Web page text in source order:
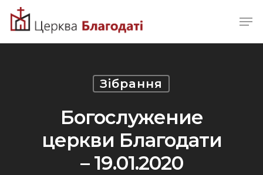
Skip
Зібрання
Богослужение
церкви Благодати
– 19.01.2020